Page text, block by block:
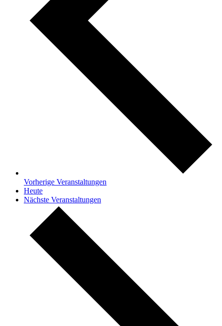
Vorherige Veranstaltungen
Heute
Nächste Veranstaltungen